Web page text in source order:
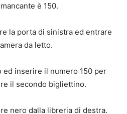
è 150.
la porta di sinistra ed entrare
da letto.
ed inserire il numero 150 per
il secondo bigliettino.
nero dalla libreria di destra.